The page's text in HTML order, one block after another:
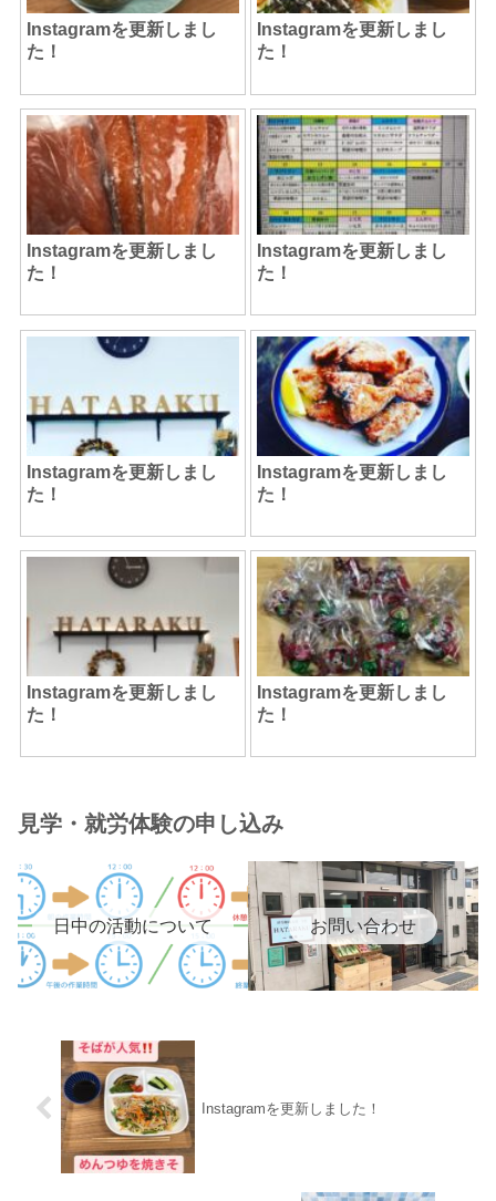
Instagramを更新しまし
た！
Instagramを更新しまし
た！
Instagramを更新しまし
た！
Instagramを更新しまし
た！
Instagramを更新しまし
た！
Instagramを更新しまし
た！
Instagramを更新しまし
た！
Instagramを更新しまし
た！
見学・就労体験の申し込み
日中の活動について お問い合わせ
Instagramを更新しました！